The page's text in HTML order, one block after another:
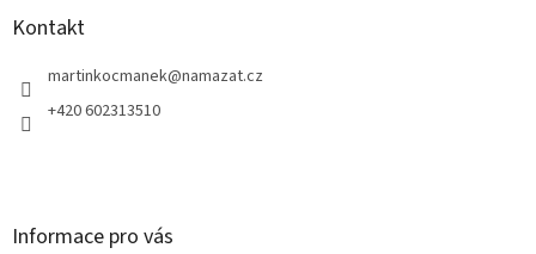
Kontakt
martinkocmanek@namazat.cz
+420 602313510
Informace pro vás